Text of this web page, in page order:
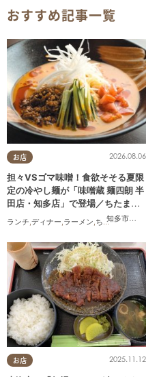
おすすめ記事一覧
お店
知多市
,半田市
2026.08.06
担々VSゴマ味噌！食欲そそる夏限
定の冷やし麺が「味噌蔵 麺四朗 半
田店・知多店」で登場／ちたまる
ランチ,ディナー,ラーメン,ちたまる広告
お店 2025.11.12